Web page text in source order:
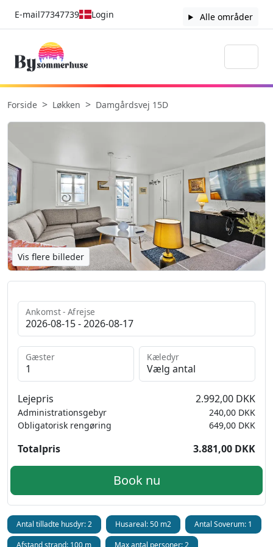
E-mail77347739 Login Alle områder
Forside Løkken Damgårdsvej 15D
Vis flere billeder
Antal tilladte husdyr: 2 Husareal: 50 m2
Antal Soverum: 1
Afstand strand: 100 m
Max antal personer: 2
Ankomst - Afrejse
Gæster Kæledyr
Lejepris 2.992,00 DKK
240,00 DKK
Administrationsgebyr
649,00 DKK
Obligatorisk rengøring
Totalpris 3.881,00 DKK
Book nu